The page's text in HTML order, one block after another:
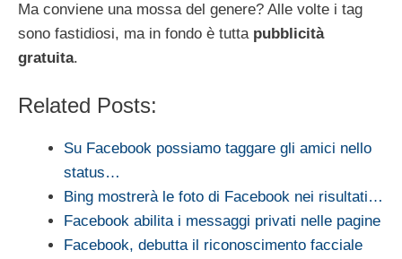
Ma conviene una mossa del genere? Alle volte i tag
sono fastidiosi, ma in fondo è tutta pubblicità
gratuita.
Related Posts:
Su Facebook possiamo taggare gli amici nello
status…
Bing mostrerà le foto di Facebook nei risultati…
Facebook abilita i messaggi privati nelle pagine
Facebook, debutta il riconoscimento facciale